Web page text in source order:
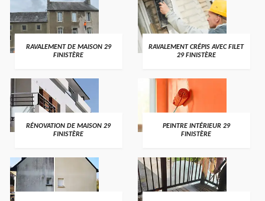
RAVALEMENT DE MAISON 29
FINISTÈRE
RAVALEMENT CRÉPIS AVEC FILET
29 FINISTÈRE
RÉNOVATION DE MAISON 29
FINISTÈRE
PEINTRE INTÉRIEUR 29
FINISTÈRE